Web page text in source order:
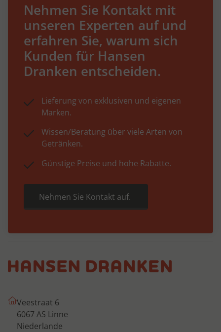
Nehmen Sie Kontakt mit
unseren Experten auf und
erfahren Sie, warum sich
Kunden für Hansen
Dranken entscheiden.
Lieferung von exklusiven und eigenen
Marken.
Wissen/Beratung über viele Arten von
Getränken.
Günstige Preise und hohe Rabatte.
Nehmen Sie Kontakt auf.
Veestraat 6
6067 AS Linne
Niederlande